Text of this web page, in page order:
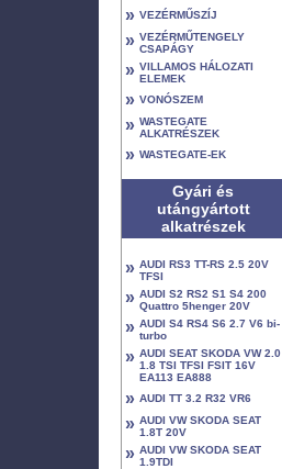
» VEZÉRMŰSZÍJ
» VEZÉRMŰTENGELY
CSAPÁGY
» VILLAMOS HÁLOZATI
ELEMEK
» VONÓSZEM
» WASTEGATE
ALKATRÉSZEK
» WASTEGATE-EK
Gyári és
utángyártott
alkatrészek
» AUDI RS3 TT-RS 2.5 20V
TFSI
» AUDI S2 RS2 S1 S4 200
Quattro 5henger 20V
» AUDI S4 RS4 S6 2.7 V6 bi-
turbo
» AUDI SEAT SKODA VW 2.0
1.8 TSI TFSI FSIT 16V
EA113 EA888
» AUDI TT 3.2 R32 VR6
» AUDI VW SKODA SEAT
1.8T 20V
» AUDI VW SKODA SEAT
1.9TDI